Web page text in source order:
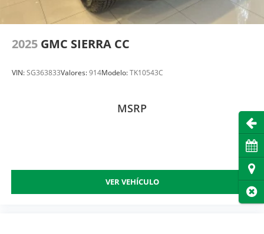
2025 GMC SIERRA CC
VIN:SG363833Valores:914Modelo:TK10543C
MSRP
VER VEHÍCULO